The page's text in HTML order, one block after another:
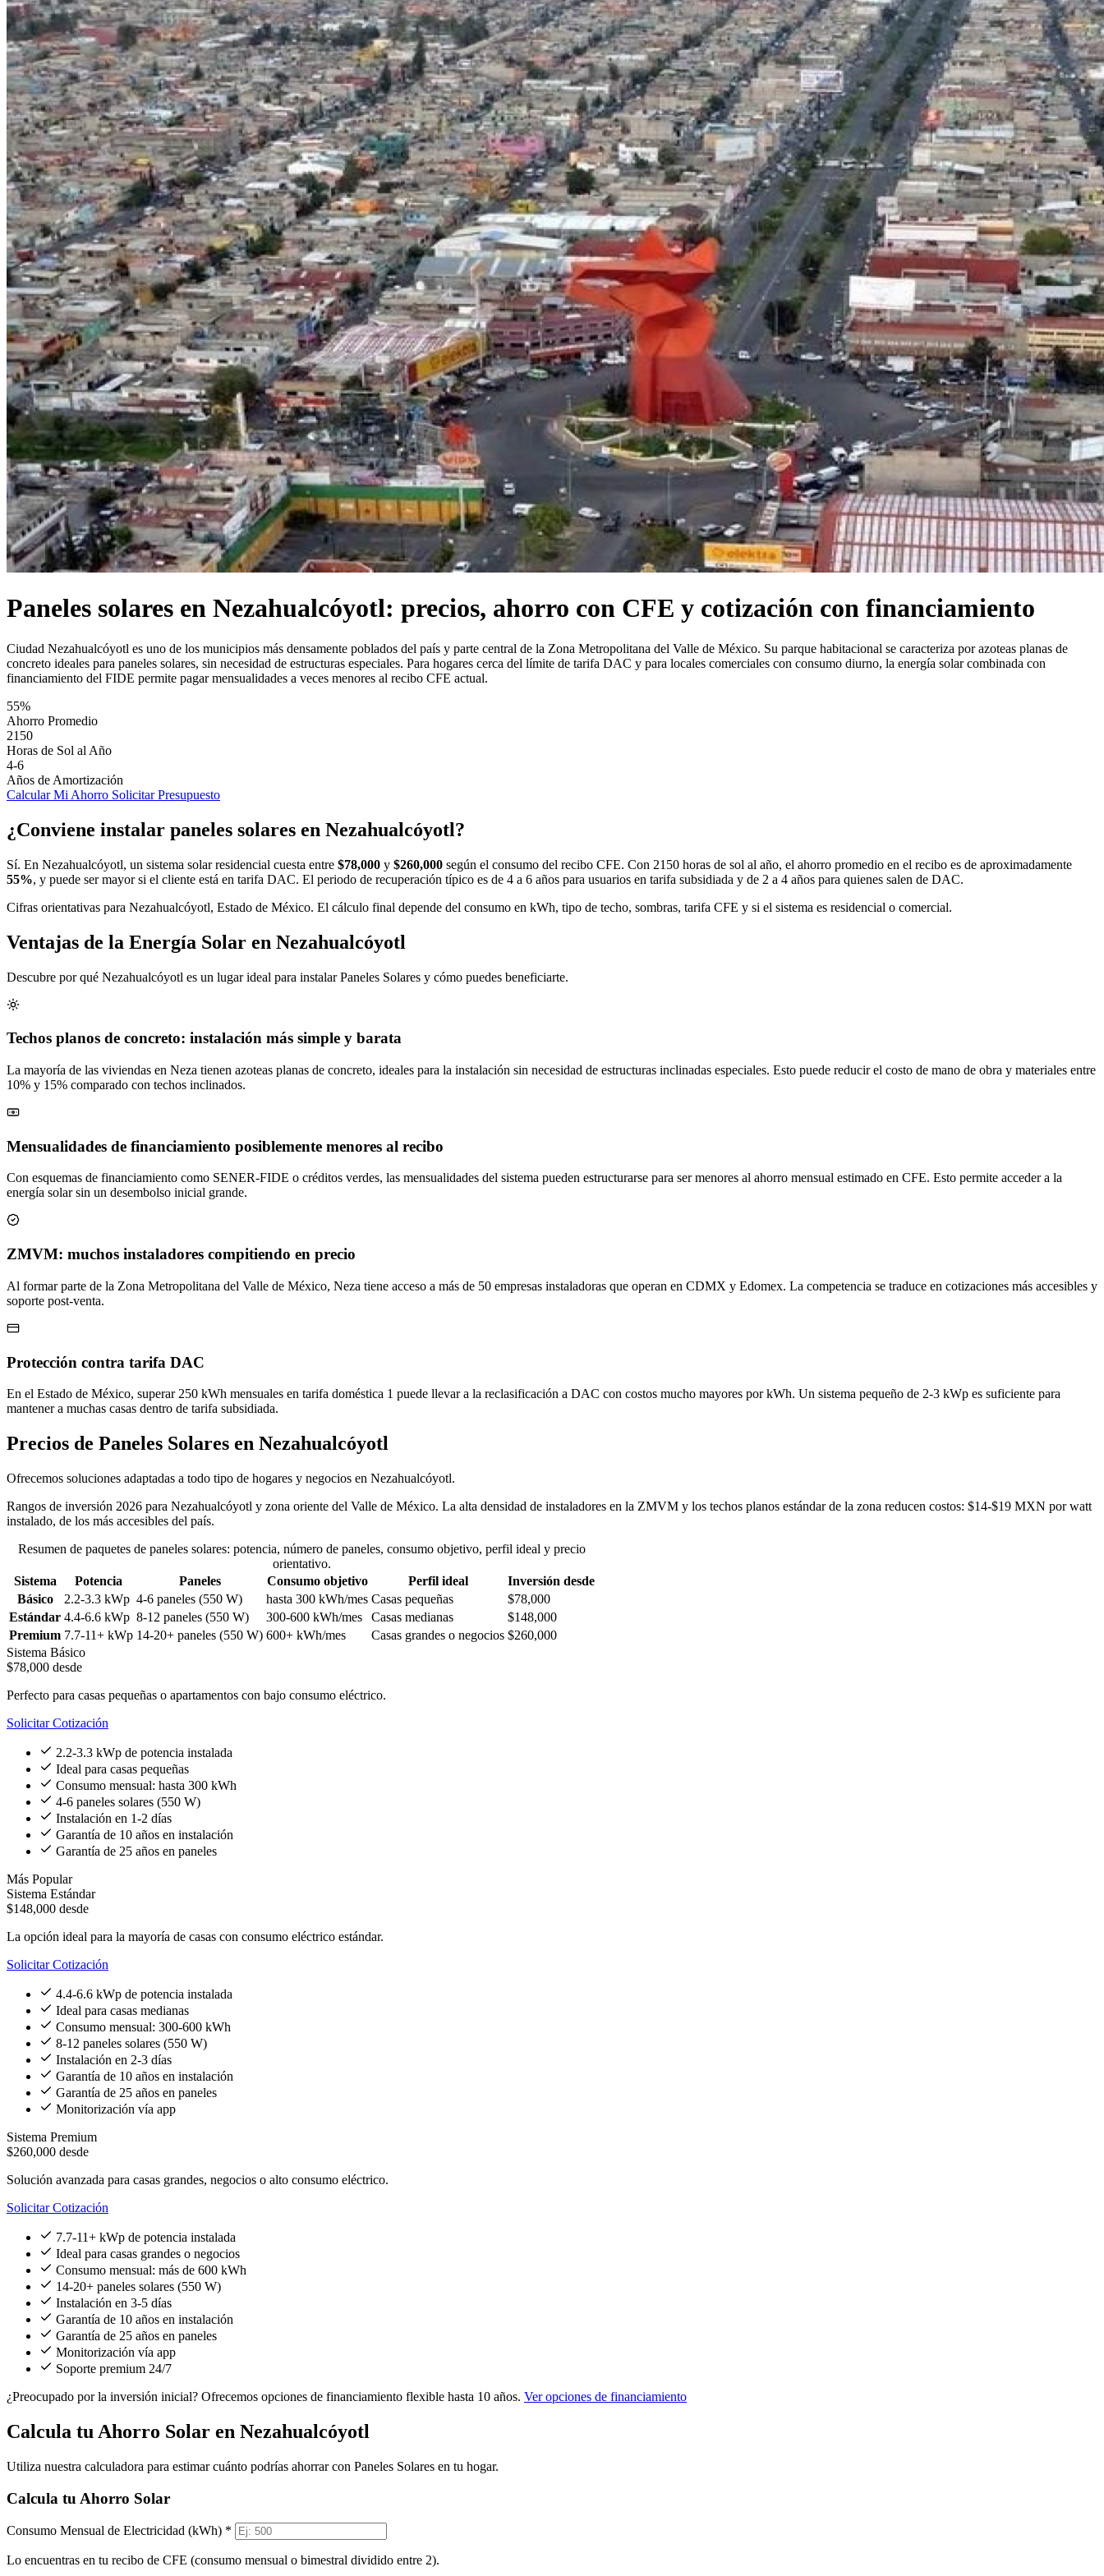
Paneles solares en Nezahualcóyotl: precios, ahorro con CFE y cotización con financiamiento
Ciudad Nezahualcóyotl es uno de los municipios más densamente poblados del país y parte central de la Zona Metropolitana del Valle de México. Su parque habitacional se caracteriza por azoteas planas de
concreto ideales para paneles solares, sin necesidad de estructuras especiales. Para hogares cerca del límite de tarifa DAC y para locales comerciales con consumo diurno, la energía solar combinada con
financiamiento del FIDE permite pagar mensualidades a veces menores al recibo CFE actual.
55%
Ahorro Promedio
2150
Horas de Sol al Año
4-6
Años de Amortización
Calcular Mi Ahorro Solicitar Presupuesto
¿Conviene instalar paneles solares en Nezahualcóyotl?
Sí. En Nezahualcóyotl, un sistema solar residencial cuesta entre $78,000 y $260,000 según el consumo del recibo CFE. Con 2150 horas de sol al año, el ahorro promedio en el recibo es de aproximadamente
55%, y puede ser mayor si el cliente está en tarifa DAC. El periodo de recuperación típico es de 4 a 6 años para usuarios en tarifa subsidiada y de 2 a 4 años para quienes salen de DAC.
Cifras orientativas para Nezahualcóyotl, Estado de México. El cálculo final depende del consumo en kWh, tipo de techo, sombras, tarifa CFE y si el sistema es residencial o comercial.
Ventajas de la Energía Solar en Nezahualcóyotl
Descubre por qué Nezahualcóyotl es un lugar ideal para instalar Paneles Solares y cómo puedes beneficiarte.
Techos planos de concreto: instalación más simple y barata
La mayoría de las viviendas en Neza tienen azoteas planas de concreto, ideales para la instalación sin necesidad de estructuras inclinadas especiales. Esto puede reducir el costo de mano de obra y materiales entre
10% y 15% comparado con techos inclinados.
Mensualidades de financiamiento posiblemente menores al recibo
Con esquemas de financiamiento como SENER-FIDE o créditos verdes, las mensualidades del sistema pueden estructurarse para ser menores al ahorro mensual estimado en CFE. Esto permite acceder a la
energía solar sin un desembolso inicial grande.
ZMVM: muchos instaladores compitiendo en precio
Al formar parte de la Zona Metropolitana del Valle de México, Neza tiene acceso a más de 50 empresas instaladoras que operan en CDMX y Edomex. La competencia se traduce en cotizaciones más accesibles y
soporte post-venta.
Protección contra tarifa DAC
En el Estado de México, superar 250 kWh mensuales en tarifa doméstica 1 puede llevar a la reclasificación a DAC con costos mucho mayores por kWh. Un sistema pequeño de 2-3 kWp es suficiente para
mantener a muchas casas dentro de tarifa subsidiada.
Precios de Paneles Solares en Nezahualcóyotl
Ofrecemos soluciones adaptadas a todo tipo de hogares y negocios en Nezahualcóyotl.
Rangos de inversión 2026 para Nezahualcóyotl y zona oriente del Valle de México. La alta densidad de instaladores en la ZMVM y los techos planos estándar de la zona reducen costos: $14-$19 MXN por watt
instalado, de los más accesibles del país.
Resumen de paquetes de paneles solares: potencia, número de paneles, consumo objetivo, perfil ideal y precio
orientativo.
Sistema
Potencia Paneles Consumo objetivo Perfil ideal
Inversión desde
Básico
2.2-3.3 kWp 4-6 paneles (550 W) hasta 300 kWh/mes Casas pequeñas
$78,000
Estándar 4.4-6.6 kWp 8-12 paneles (550 W) 300-600 kWh/mes Casas medianas
$148,000
Premium 7.7-11+ kWp 14-20+ paneles (550 W) 600+ kWh/mes Casas grandes o negocios $260,000
Sistema Básico
$78,000 desde
Perfecto para casas pequeñas o apartamentos con bajo consumo eléctrico.
Solicitar Cotización
2.2-3.3 kWp de potencia instalada
Ideal para casas pequeñas
Consumo mensual: hasta 300 kWh
4-6 paneles solares (550 W)
Instalación en 1-2 días
Garantía de 10 años en instalación
Garantía de 25 años en paneles
Más Popular
Sistema Estándar
$148,000 desde
La opción ideal para la mayoría de casas con consumo eléctrico estándar.
Solicitar Cotización
4.4-6.6 kWp de potencia instalada
Ideal para casas medianas
Consumo mensual: 300-600 kWh
8-12 paneles solares (550 W)
Instalación en 2-3 días
Garantía de 10 años en instalación
Garantía de 25 años en paneles
Monitorización vía app
Sistema Premium
$260,000 desde
Solución avanzada para casas grandes, negocios o alto consumo eléctrico.
Solicitar Cotización
7.7-11+ kWp de potencia instalada
Ideal para casas grandes o negocios
Consumo mensual: más de 600 kWh
14-20+ paneles solares (550 W)
Instalación en 3-5 días
Garantía de 10 años en instalación
Garantía de 25 años en paneles
Monitorización vía app
Soporte premium 24/7
¿Preocupado por la inversión inicial? Ofrecemos opciones de financiamiento flexible hasta 10 años. Ver opciones de financiamiento
Calcula tu Ahorro Solar en Nezahualcóyotl
Utiliza nuestra calculadora para estimar cuánto podrías ahorrar con Paneles Solares en tu hogar.
Calcula tu Ahorro Solar
Consumo Mensual de Electricidad (kWh) *
Lo encuentras en tu recibo de CFE (consumo mensual o bimestral dividido entre 2).